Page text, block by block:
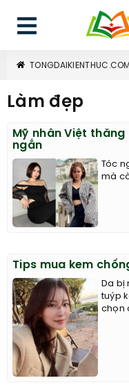
TONGDAIKIENTHUC.COM
Làm đẹp
Mỹ nhân Việt
ngắn
Tóc
mà
Tips mua kem
Da bị
tuýp
chọn